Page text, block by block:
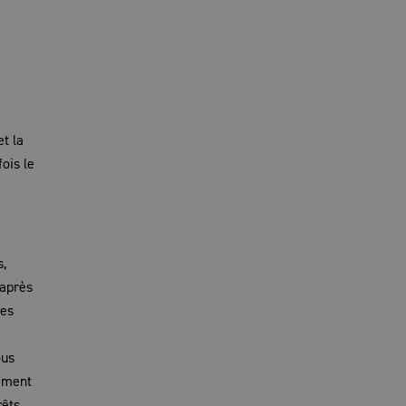
la
le